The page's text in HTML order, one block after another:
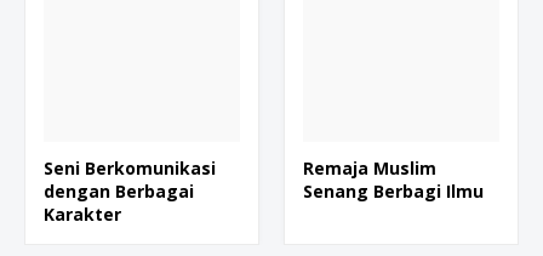
Seni Berkomunikasi
dengan Berbagai
Karakter
Remaja Muslim
Senang Berbagi Ilmu